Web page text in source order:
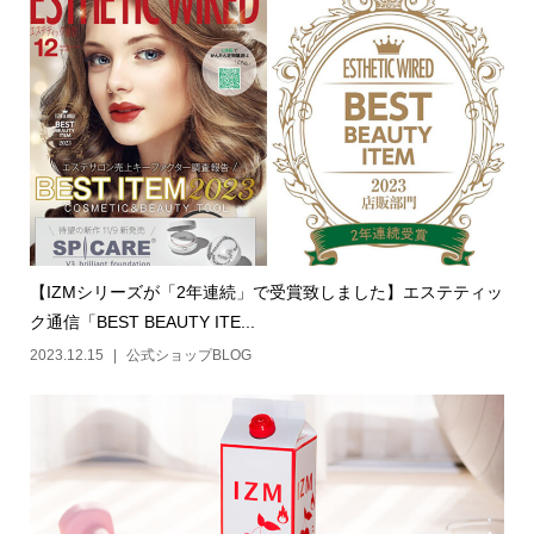
【IZMシリーズが「2年連続」で受賞致しました】エステティッ
ク通信「BEST BEAUTY ITE...
2023.12.15 公式ショップBLOG